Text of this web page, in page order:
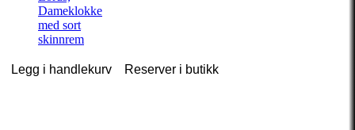
Dameklokke
med sort
skinnrem
Legg i handlekurv Reserver i butikk